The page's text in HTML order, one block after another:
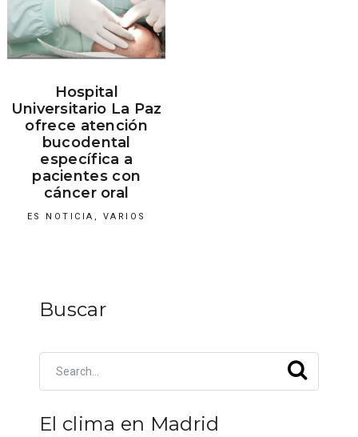
Hospital
Universitario La Paz
ofrece atención
bucodental
específica a
pacientes con
cáncer oral
ES NOTICIA , VARIOS
Buscar
El clima en Madrid